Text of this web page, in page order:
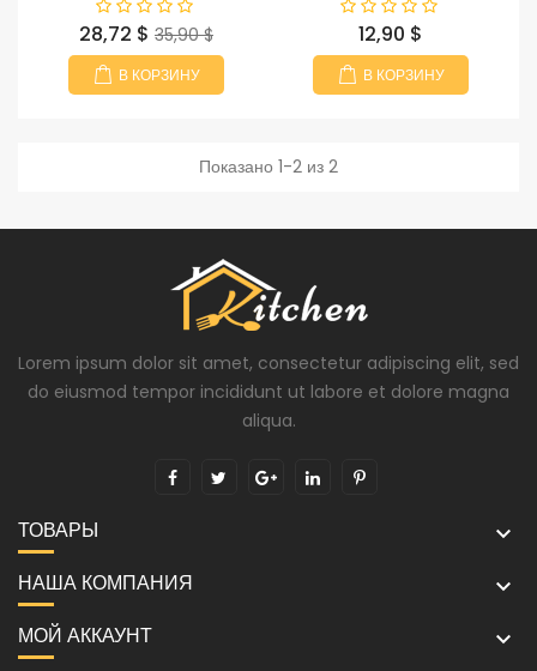
Цена
28,72 $ Базовая
цена
35,90 $
В КОРЗИНУ
Цена
12,90 $
В КОРЗИНУ
Показано 1-2 из 2
Lorem ipsum dolor sit amet, consectetur adipiscing elit, sed
do eiusmod tempor incididunt ut labore et dolore magna
aliqua.
ТОВАРЫ 
НАША КОМПАНИЯ 
МОЙ АККАУНТ 